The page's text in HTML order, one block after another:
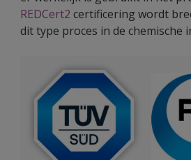
REDCert2 certificering wordt
dit type proces in de chemische